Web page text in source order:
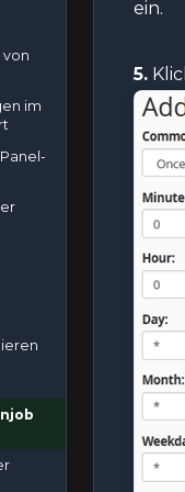
in
von
im
ein.
5.